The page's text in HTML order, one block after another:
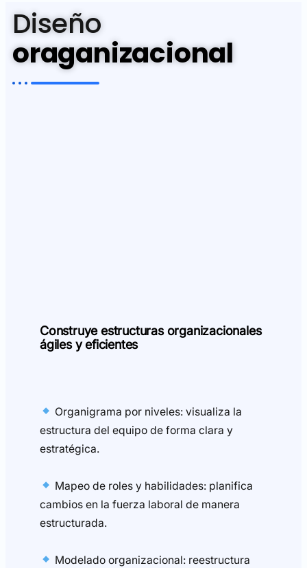
Diseño
oraganizacional
Construye estructuras organizacionales
ágiles y eficientes
Organigrama por niveles: visualiza la
estructura del equipo de forma clara y
estratégica.
Mapeo de roles y habilidades: planifica
cambios en la fuerza laboral de manera
estructurada.
Modelado organizacional: reestructura